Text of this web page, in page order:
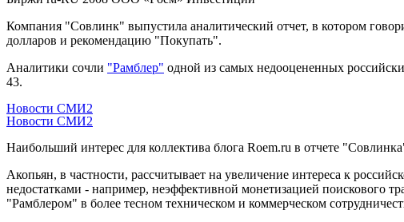
Компания "Совлинк" выпустила аналитический отчет, в котором
долларов и рекомендацию "Покупать".
Аналитики сочли "Рамблер" одной из самых недооцененных
43.
Новости СМИ2
Новости СМИ2
Наибольший интерес для коллектива блога Roem.ru в отчете
Акопьян, в частности, рассчитывает на увеличение интереса к
недостатками - например, неэффективной монетизацией поискового
"Рамблером" в более тесном техническом и коммерческом